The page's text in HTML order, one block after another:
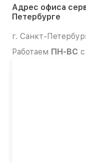
Адрес офиса
Петербурге
г. Санкт-
Работаем ПН-ВС с